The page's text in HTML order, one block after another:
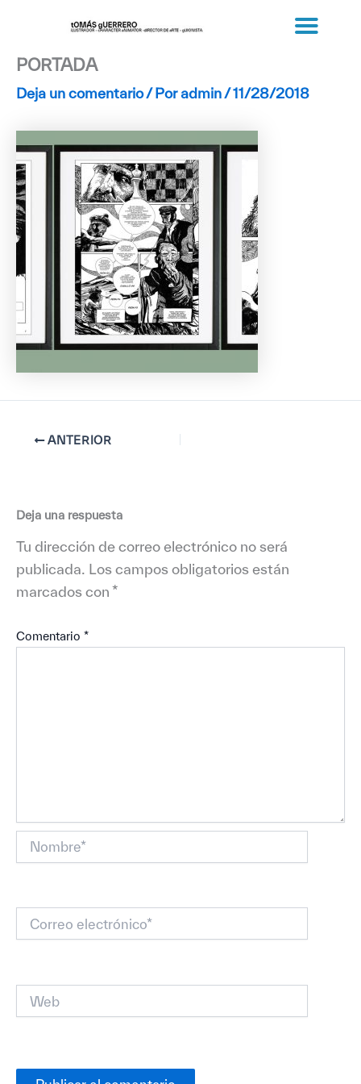
contenido
PORTADA
Deja un comentario/ Poradmin/11/28/2018
ANTERIOR
Deja una respuesta
Tu dirección de correo electrónico no será
publicada. Los campos obligatorios están
marcados con*
Comentario *
electrónico*